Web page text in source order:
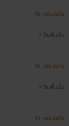
ตอบกลับ
2 วันที่แล้ว
ตอบกลับ
2 วันที่แล้ว
ตอบกลับ